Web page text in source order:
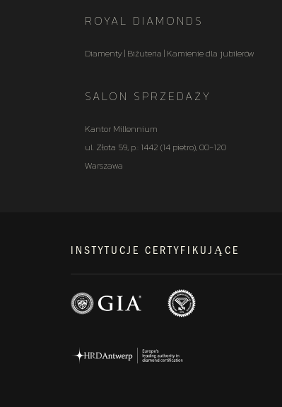
ROYAL DIAMONDS
Diamenty | Biżuteria | Kamienie dla jubilerów
SALON SPRZEDAŻY
Kantor Millennium
ul. Złota 59, p.: 1442 (14 pietro), 00-120
Warszawa
INSTYTUCJE CERTYFIKUJĄCE